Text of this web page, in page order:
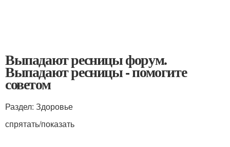
Выпадают ресницы форум.
Выпадают ресницы - помогите
советом
Раздел: Здоровье
спрятать/показать